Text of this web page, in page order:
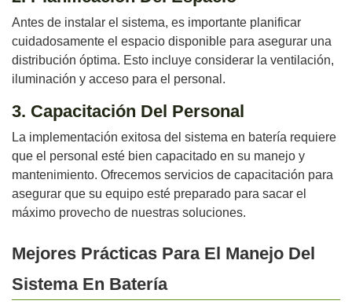
Antes de instalar el sistema, es importante planificar
cuidadosamente el espacio disponible para asegurar una
distribución óptima. Esto incluye considerar la ventilación,
iluminación y acceso para el personal.
3. Capacitación Del Personal
La implementación exitosa del sistema en batería requiere
que el personal esté bien capacitado en su manejo y
mantenimiento. Ofrecemos servicios de capacitación para
asegurar que su equipo esté preparado para sacar el
máximo provecho de nuestras soluciones.
Mejores Prácticas Para El Manejo Del
Sistema En Batería